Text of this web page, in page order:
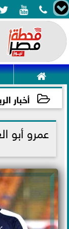
 

أخبار
2021-11-21 10:45:24
عمرو أبو